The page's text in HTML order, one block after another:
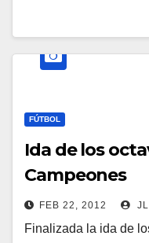
FÚTBOL
Ida de los
Campeones
FEB 22, 2012
Finalizada la ida de